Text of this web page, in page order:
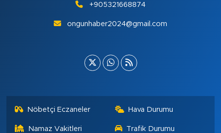
+905321668874
ongunhaber2024@gmail.com
Nöbetçi Eczaneler Hava Durumu
Namaz Vakitleri Trafik Durumu